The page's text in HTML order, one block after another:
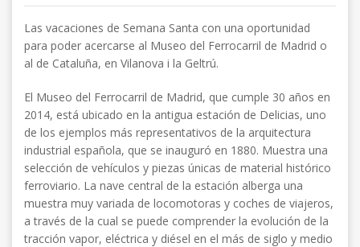
​Las vacaciones de Semana Santa con una oportunidad
para poder acercarse al Museo del Ferrocarril de Madrid o
al de Cataluña, en Vilanova i la Geltrú.
El Museo del Ferrocarril de Madrid, que cumple 30 años en
2014, está ubicado en la antigua estación de Delicias, uno
de los ejemplos más representativos de la arquitectura
industrial española, que se inauguró en 1880. Muestra una
selección de vehículos y piezas únicas de material histórico
ferroviario. La nave central de la estación alberga una
muestra muy variada de locomotoras y coches de viajeros,
a través de la cual se puede comprender la evolución de la
tracción vapor, eléctrica y diésel en el más de siglo y medio